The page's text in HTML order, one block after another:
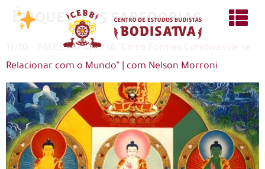
Étiquette : 5 sabedorias
17/10 – PALESTRA ABERTA “Cinco Formas Curativas de se
Relacionar com o Mundo” | com Nelson Morroni